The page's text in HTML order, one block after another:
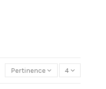
Pertinence 4